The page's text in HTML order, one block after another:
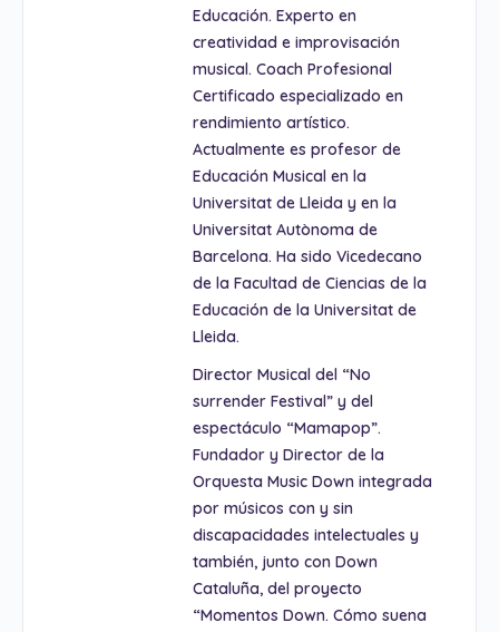
Educación. Experto en
creatividad e improvisación
musical. Coach Profesional
Certificado especializado en
rendimiento artístico.
Actualmente es profesor de
Educación Musical en la
Universitat de Lleida y en la
Universitat Autònoma de
Barcelona. Ha sido Vicedecano
de la Facultad de Ciencias de la
Educación de la Universitat de
Lleida.
Director Musical del “No
surrender Festival” y del
espectáculo “Mamapop”.
Fundador y Director de la
Orquesta Music Down integrada
por músicos con y sin
discapacidades intelectuales y
también, junto con Down
Cataluña, del proyecto
“Momentos Down. Cómo suena